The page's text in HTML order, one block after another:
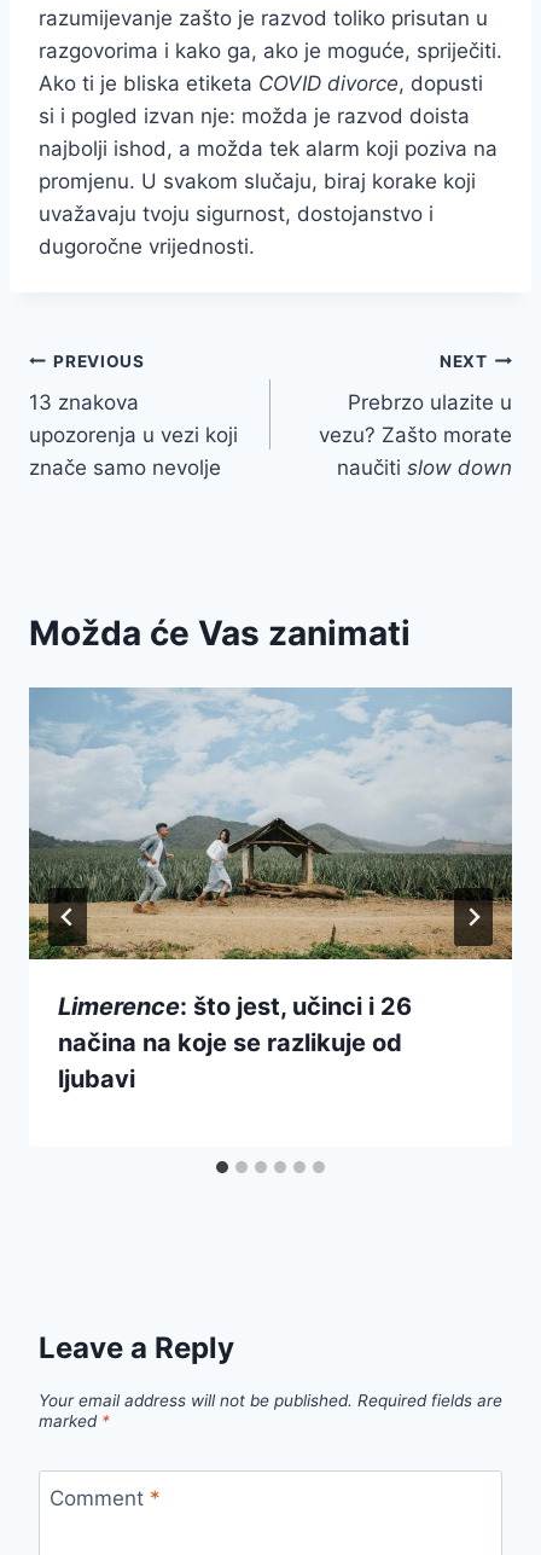
razumijevanje zašto je razvod toliko prisutan u
razgovorima i kako ga, ako je moguće, spriječiti.
Ako ti je bliska etiketa COVID divorce, dopusti
si i pogled izvan nje: možda je razvod doista
najbolji ishod, a možda tek alarm koji poziva na
promjenu. U svakom slučaju, biraj korake koji
uvažavaju tvoju sigurnost, dostojanstvo i
dugoročne vrijednosti.
Post
navigation
PREVIOUS
13 znakova
upozorenja u vezi koji
znače samo nevolje
NEXT
Prebrzo ulazite u
vezu? Zašto morate
naučiti slow down
Možda će Vas zanimati
Limerence: što jest, učinci i 26
načina na koje se razlikuje od
ljubavi
Leave a Reply
Your email address will not be published. Required fields are
marked *
Comment *